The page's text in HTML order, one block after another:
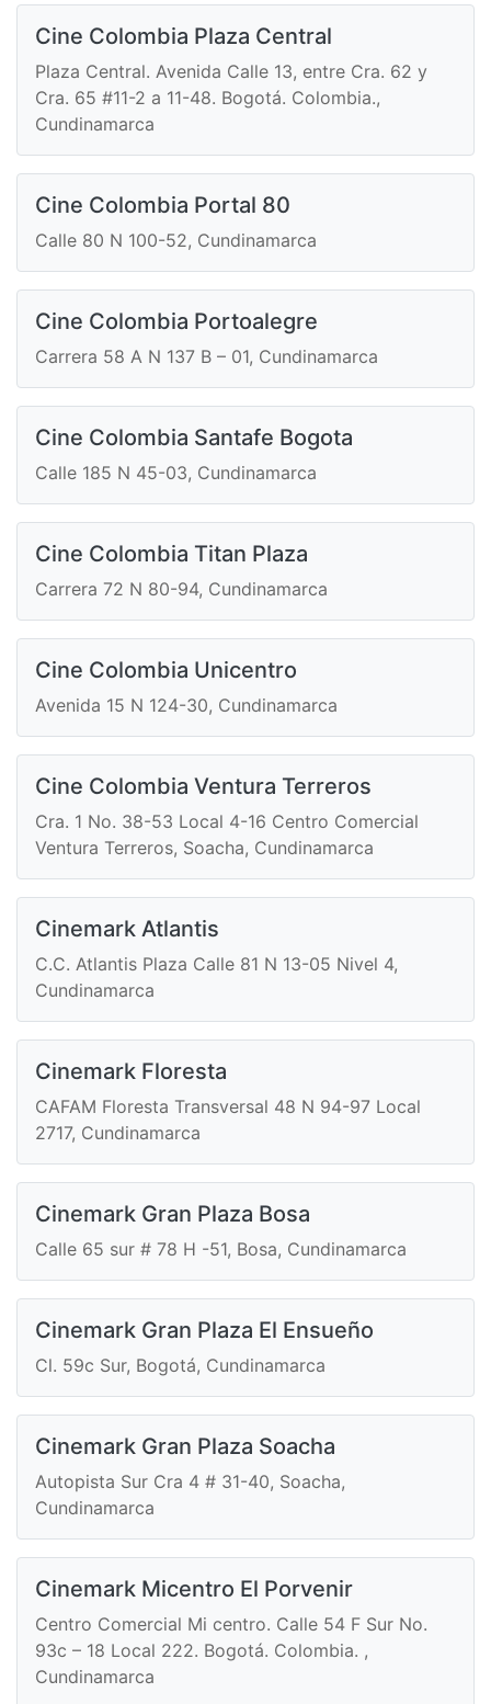
Cine Colombia Plaza Central
Plaza Central. Avenida Calle 13, entre Cra. 62 y
Cra. 65 #11-2 a 11-48. Bogotá. Colombia.,
Cundinamarca
Cine Colombia Portal 80
Calle 80 N 100-52, Cundinamarca
Cine Colombia Portoalegre
Carrera 58 A N 137 B – 01, Cundinamarca
Cine Colombia Santafe Bogota
Calle 185 N 45-03, Cundinamarca
Cine Colombia Titan Plaza
Carrera 72 N 80-94, Cundinamarca
Cine Colombia Unicentro
Avenida 15 N 124-30, Cundinamarca
Cine Colombia Ventura Terreros
Cra. 1 No. 38-53 Local 4-16 Centro Comercial
Ventura Terreros, Soacha, Cundinamarca
Cinemark Atlantis
C.C. Atlantis Plaza Calle 81 N 13-05 Nivel 4,
Cundinamarca
Cinemark Floresta
CAFAM Floresta Transversal 48 N 94-97 Local
2717, Cundinamarca
Cinemark Gran Plaza Bosa
Calle 65 sur # 78 H -51, Bosa, Cundinamarca
Cinemark Gran Plaza El Ensueño
Cl. 59c Sur, Bogotá, Cundinamarca
Cinemark Gran Plaza Soacha
Autopista Sur Cra 4 # 31-40, Soacha,
Cundinamarca
Cinemark Micentro El Porvenir
Centro Comercial Mi centro. Calle 54 F Sur No.
93c – 18 Local 222. Bogotá. Colombia. ,
Cundinamarca